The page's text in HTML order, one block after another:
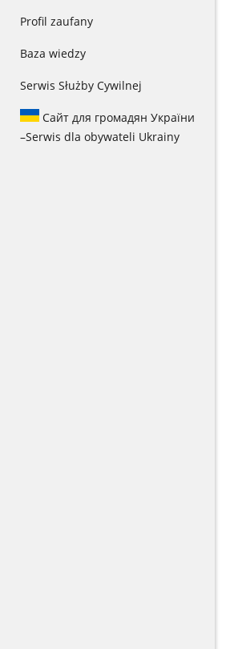
Profil zaufany
Baza wiedzy
Serwis Służby Cywilnej
Сайт для громадян України
–Serwis dla obywateli Ukrainy